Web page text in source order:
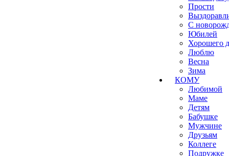
Прости
С
Юбилей
Хорошего
Люблю
Весна
Зима
КОМУ
Любимой
Маме
Детям
Бабушке
Мужчине
Друзьям
Коллеге
Подружке